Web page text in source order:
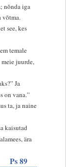
nõnda iga
võtma.
see, kes
temale
juurde,
Ja
on vana.”
ta, ja naine
kaisutad
ära
Ps 89